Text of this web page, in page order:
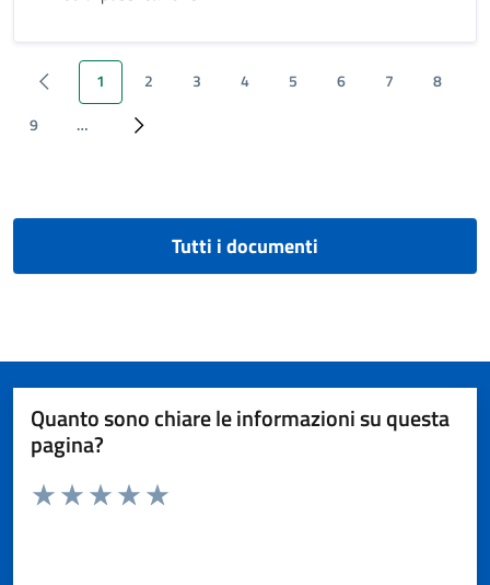
‹ PreviousPagina attuale
1 Page
2 Page
3 Page
4 Page
5 Page
6 Page
7 Page
8
Page
9 … Next ›
Tutti i documenti
Quanto sono chiare le informazioni su questa
pagina?
Valuta da 1 a 5 stelle la pagina